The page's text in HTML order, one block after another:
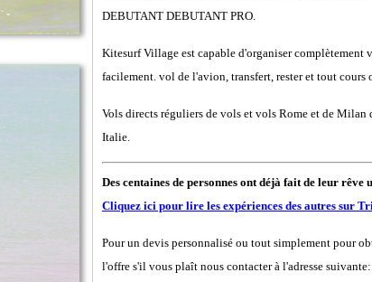
DEBUTANT DEBUTANT PRO.
Kitesurf Village est capable d'organiser complètement
facilement. vol de l'avion, transfert, rester et tout cours
Vols directs réguliers de vols et vols Rome et de Milan
Italie.
Des centaines de personnes ont déjà fait de leur rêve
Cliquez ici pour lire les expériences des autres sur
Pour un devis personnalisé ou tout simplement pour
l'offre s'il vous plaît nous contacter à l'adresse suivante: